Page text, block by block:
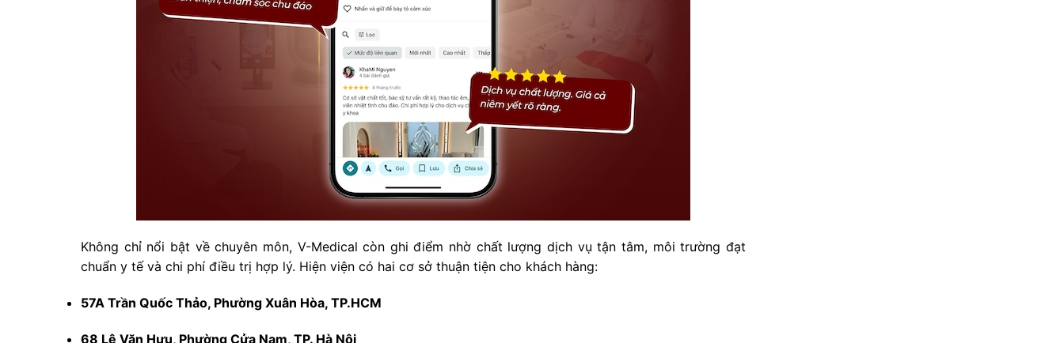
Không chỉ nổi bật về chuyên môn, V-Medical còn ghi điểm nhờ chất lượng dịch vụ tận tâm, môi trường đạt
chuẩn y tế và chi phí điều trị hợp lý. Hiện viện có hai cơ sở thuận tiện cho khách hàng:
57A Trần Quốc Thảo, Phường Xuân Hòa, TP.HCM
68 Lê Văn Hưu, Phường Cửa Nam, TP. Hà Nội